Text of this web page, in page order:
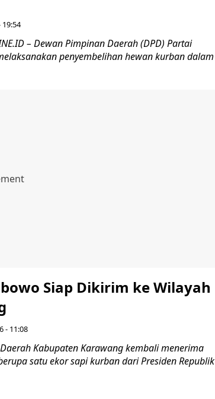
19:54
– Dewan Pimpinan Daerah (DPD) Partai
penyembelihan hewan kurban dalam
Siap Dikirim ke Wilayah
- 11:08
Kabupaten Karawang kembali menerima
satu ekor sapi kurban dari Presiden Republik